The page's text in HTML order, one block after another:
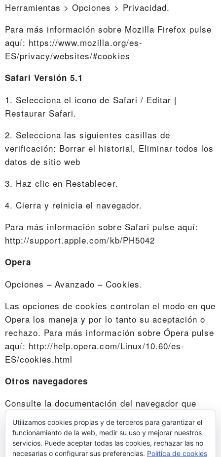
Herramientas > Opciones > Privacidad.
Para más información sobre Mozilla Firefox pulse
aquí: https://www.mozilla.org/es-
ES/privacy/websites/#cookies
Safari Versión 5.1
1. Selecciona el icono de Safari / Editar |
Restaurar Safari.
2. Selecciona las siguientes casillas de
verificación: Borrar el historial, Eliminar todos los
datos de sitio web
3. Haz clic en Restablecer.
4. Cierra y reinicia el navegador.
Para más información sobre Safari pulse aquí:
http://support.apple.com/kb/PH5042
Opera
Opciones – Avanzado – Cookies.
Las opciones de cookies controlan el modo en que
Opera los maneja y por lo tanto su aceptación o
rechazo. Para más información sobre Ópera pulse
aquí: http://help.opera.com/Linux/10.60/es-
ES/cookies.html
Otros navegadores
Consulte la documentación del navegador que
tenga instalado
Utilizamos cookies propias y de terceros para garantizar el
funcionamiento de la web, medir su uso y mejorar nuestros
servicios. Puede aceptar todas las cookies, rechazar las no
necesarias o configurar sus preferencias. Política de cookies